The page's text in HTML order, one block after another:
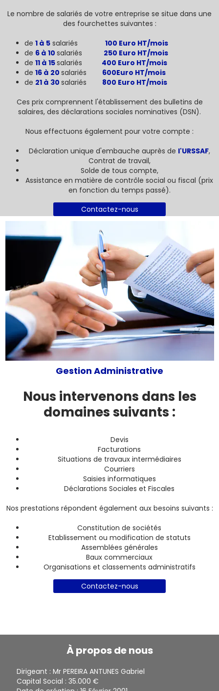
Le nombre de salariés de votre entreprise se situe dans une
des fourchettes suivantes :
de 1 à 5 salariés 100 Euro HT/mois
de 6 à 10 salariés 250 Euro HT/mois
de 11 à 15salariés 400 Euro HT/mois
de 16 à 20 salariés 600Euro HT/mois
de 21 à 30 salariés 800 Euro HT/mois
Ces prix comprennent l'établissement des bulletins de
salaires, des déclarations sociales nominatives (DSN).
Nous effectuons également pour votre compte :
Déclaration unique d'embauche auprès de l'URSSAF,
Contrat de travail,
Solde de tous compte,
Assistance en matière de contrôle social ou fiscal (prix
en fonction du temps passé).
Contactez-nous
Gestion Administrative
Nous intervenons dans les
domaines suivants :
Devis
Facturations
Situations de travaux intermédiaires
Courriers
Saisies informatiques
Déclarations Sociales et Fiscales
Nos prestations répondent également aux besoins suivants :
Constitution de sociétés
Etablissement ou modification de statuts
Assemblées générales
Baux commerciaux
Organisations et classements administratifs
Contactez-nous
À propos de nous
Dirigeant : Mr PEREIRA ANTUNES Gabriel
Capital Social : 35.000 €